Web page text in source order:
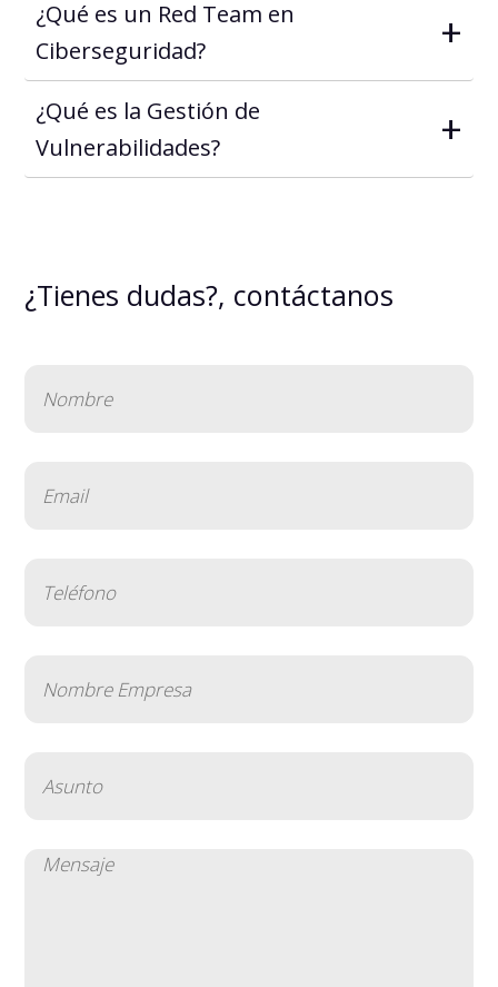
¿Qué es un Red Team en
Ciberseguridad?
+
¿Qué es la Gestión de
Vulnerabilidades?
+
¿Tienes dudas?, contáctanos
(Obligatorio)
(Obligatorio)
(Obligatorio)
Empresa
(Obligatorio)
Mensaje